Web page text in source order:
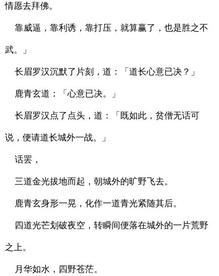
情愿去拜佛。
靠威逼，靠利诱，靠打压，就算赢了，也是胜之不
武。」
长眉罗汉沉默了片刻，道：「道长心意已决？」
鹿青玄道：「心意已决。」
长眉罗汉点了点头，道：「既如此，贫僧无话可
说，便请道长城外一战。」
话罢，
三道金光拔地而起，朝城外的旷野飞去。
鹿青玄身形一晃，化作一道青光紧随其后。
四道光芒划破夜空，转瞬间便落在城外的一片荒野
之上。
月华如水，四野苍茫。